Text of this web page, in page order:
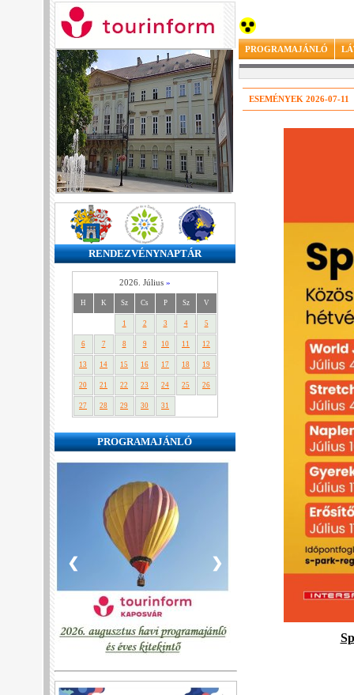
RENDEZVÉNYNAPTÁR
2026. Július »
H K Sz Cs P Sz V
1 2 3 4 5
6 7 8 9 10 11 12
13 14 15 16 17 18 19
20 21 22 23 24 25 26
27 28 29 30 31
PROGRAMAJÁNLÓ
❮ ❯
PROGRAMAJÁNLÓ
ESEMÉNYEK 2026-07-11